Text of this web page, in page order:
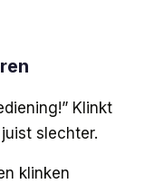
Klinkt
slechter.
klinken